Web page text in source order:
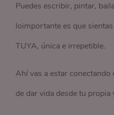
Puedes escribir, pintar,
loimportante es que
TUYA, única e irrepetible.
Ahí vas a estar
de dar vida desde tu propia